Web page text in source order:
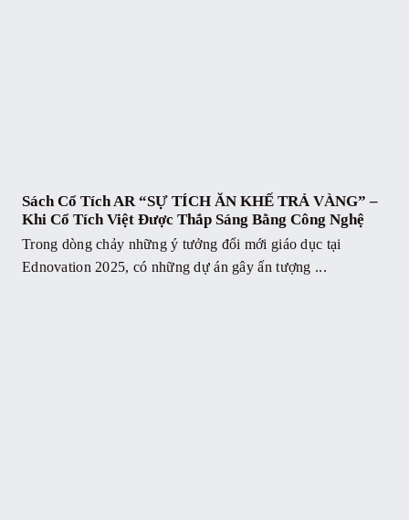
Sách Cổ Tích AR “SỰ TÍCH ĂN KHẾ TRẢ VÀNG” –
Khi Cổ Tích Việt Được Thắp Sáng Bằng Công Nghệ
Trong dòng chảy những ý tưởng đổi mới giáo dục tại
Ednovation 2025, có những dự án gây ấn tượng ...